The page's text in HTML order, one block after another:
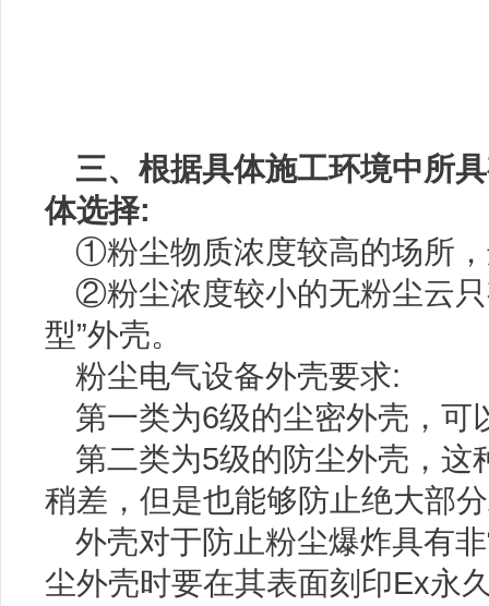
三、根据具体施工环境中所
体选择:
①粉尘物质浓度较高的场所，
②粉尘浓度较小的无粉尘云
型”外壳。
粉尘电气设备外壳要求:
第一类为6级的尘密外壳，
第二类为5级的防尘外壳，
稍差，但是也能够防止绝大部
外壳对于防止粉尘爆炸具有
尘外壳时要在其表面刻印Ex永